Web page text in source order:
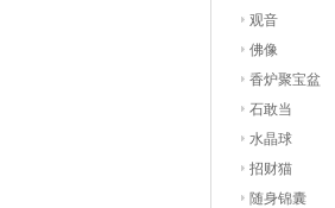
观音
佛像
香炉聚宝盆
石敢当
水晶球
招财猫
随身锦囊